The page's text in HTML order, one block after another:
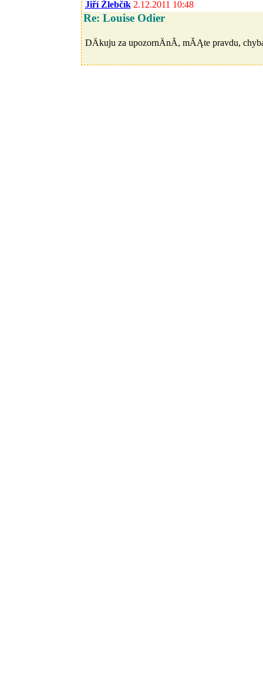
Jiří Žlebčík 2.12.2011 10:48
Re: Louise Odier
DÄkuju za upozornÄnĂ­, mĂĄte pravdu,